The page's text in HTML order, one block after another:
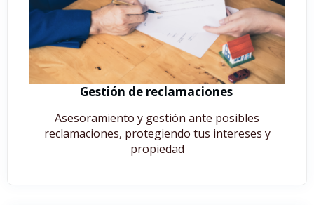
Gestión de reclamaciones
Asesoramiento y gestión ante posibles
reclamaciones, protegiendo tus intereses y
propiedad